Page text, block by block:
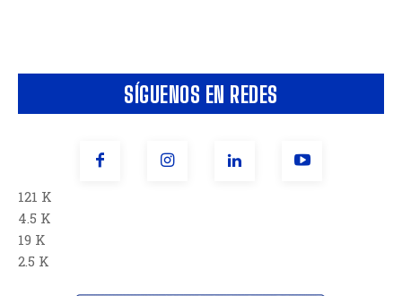
SÍGUENOS EN REDES
121 K
4.5 K
19 K
2.5 K